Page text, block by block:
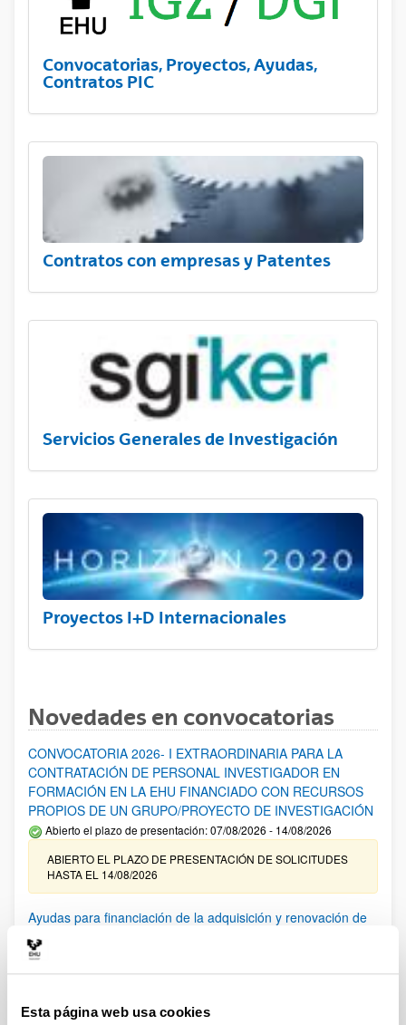
Esta página web usa cookies
Convocatorias, Proyectos, Ayudas,
Contratos PIC
Contratos con empresas y Patentes
Servicios Generales de Investigación
Proyectos I+D Internacionales
Novedades en convocatorias
CONVOCATORIA 2026- I EXTRAORDINARIA PARA LA
CONTRATACIÓN DE PERSONAL INVESTIGADOR EN
FORMACIÓN EN LA EHU FINANCIADO CON RECURSOS
PROPIOS DE UN GRUPO/PROYECTO DE INVESTIGACIÓN
Abierto el plazo de presentación: 07/08/2026 - 14/08/2026
ABIERTO EL PLAZO DE PRESENTACIÓN DE SOLICITUDES
HASTA EL 14/08/2026
Ayudas para financiación de la adquisición y renovación de
infraestructura científica y fondos bibliográficos en la
UPV/EHU 2026
Trámite abierto
25/03/2026: Corrección de errores del listado provisional de
solicitudes admitidas y excluidas. 23/03/2026: Relación